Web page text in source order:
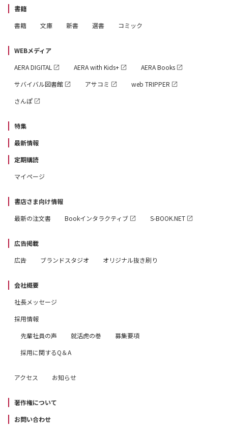
書籍
書籍
文庫 新書 選書 コミック
WEBメディア
AERA DIGITAL
AERA with Kids+
AERA Books
サバイバル図書館
アサコミ
web TRIPPER
さんぽ
特集
最新情報
定期購読
マイページ
書店さま向け情報
最新の注文書
Bookインタラクティブ S-BOOK.NET
広告掲載
広告
ブランドスタジオ オリジナル抜き刷り
会社概要
社長メッセージ
採用情報
先輩社員の声
就活虎の巻
募集要項
採用に関するQ＆A
アクセス お知らせ
著作権について
お問い合わせ